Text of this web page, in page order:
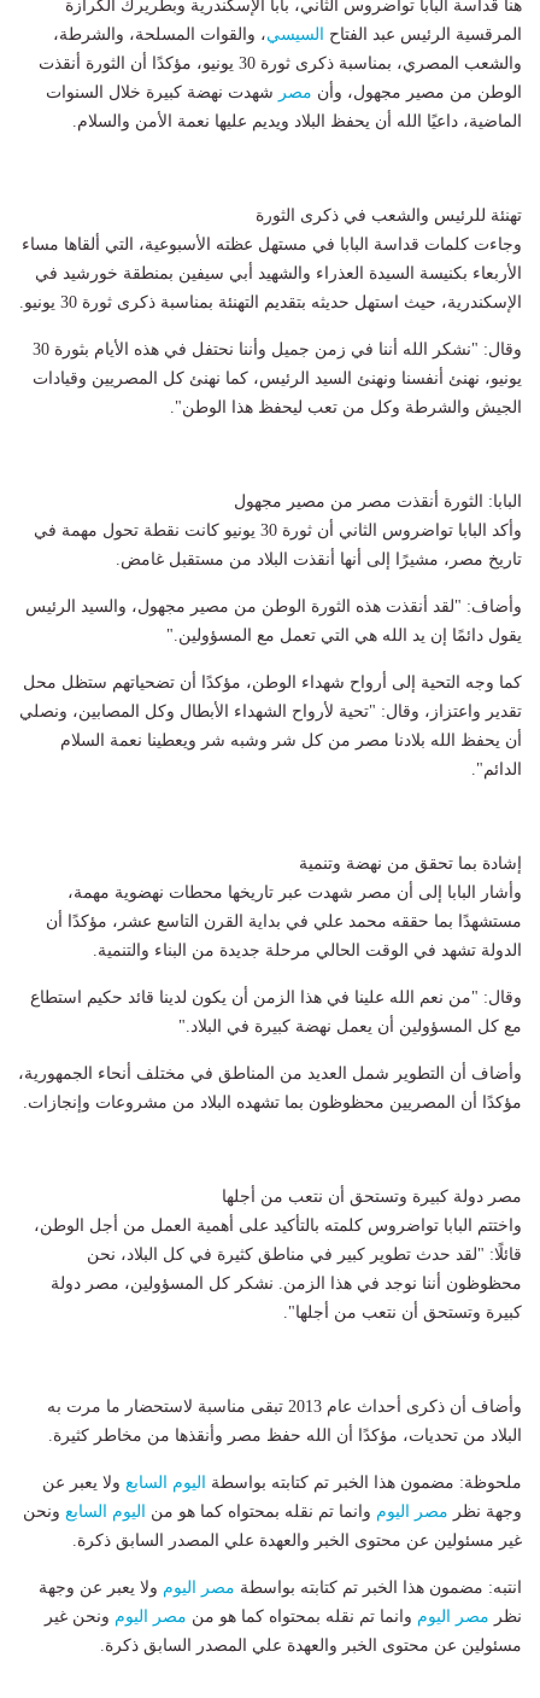
هنأ قداسة البابا تواضروس الثاني، بابا الإسكندرية وبطريرك الكرازة
المرقسية الرئيس عبد الفتاح
السيسي، والقوات المسلحة، والشرطة،
والشعب المصري، بمناسبة ذكرى ثورة 30 يونيو، مؤكدًا أن الثورة أنقذت
الوطن من مصير مجهول، وأن مصر شهدت نهضة كبيرة خلال السنوات
الماضية، داعيًا الله أن يحفظ البلاد ويديم عليها نعمة الأمن والسلام.
تهنئة للرئيس والشعب في ذكرى الثورة
وجاءت كلمات قداسة البابا في مستهل عظته الأسبوعية، التي ألقاها مساء
الأربعاء بكنيسة السيدة العذراء والشهيد أبي سيفين بمنطقة خورشيد في
الإسكندرية، حيث استهل حديثه بتقديم التهنئة بمناسبة ذكرى ثورة 30 يونيو.
وقال: "نشكر الله أننا في زمن جميل وأننا نحتفل في هذه الأيام بثورة 30
يونيو، نهنئ أنفسنا ونهنئ السيد الرئيس، كما نهنئ كل المصريين وقيادات
الجيش والشرطة وكل من تعب ليحفظ هذا الوطن".
البابا: الثورة أنقذت مصر من مصير مجهول
وأكد البابا تواضروس الثاني أن ثورة 30 يونيو كانت نقطة تحول مهمة في
تاريخ مصر، مشيرًا إلى أنها أنقذت البلاد من مستقبل غامض.
وأضاف: "لقد أنقذت هذه الثورة الوطن من مصير مجهول، والسيد الرئيس
يقول دائمًا إن يد الله هي التي تعمل مع المسؤولين."
كما وجه التحية إلى أرواح شهداء الوطن، مؤكدًا أن تضحياتهم ستظل محل
تقدير واعتزاز، وقال: "تحية لأرواح الشهداء الأبطال وكل المصابين، ونصلي
أن يحفظ الله بلادنا مصر من كل شر وشبه شر ويعطينا نعمة السلام
الدائم".
إشادة بما تحقق من نهضة وتنمية
وأشار البابا إلى أن مصر شهدت عبر تاريخها محطات نهضوية مهمة،
مستشهدًا بما حققه محمد علي في بداية القرن التاسع عشر، مؤكدًا أن
الدولة تشهد في الوقت الحالي مرحلة جديدة من البناء والتنمية.
وقال: "من نعم الله علينا في هذا الزمن أن يكون لدينا قائد حكيم استطاع
مع كل المسؤولين أن يعمل نهضة كبيرة في البلاد."
وأضاف أن التطوير شمل العديد من المناطق في مختلف أنحاء الجمهورية،
مؤكدًا أن المصريين محظوظون بما تشهده البلاد من مشروعات وإنجازات.
مصر دولة كبيرة وتستحق أن نتعب من أجلها
واختتم البابا تواضروس كلمته بالتأكيد على أهمية العمل من أجل الوطن،
قائلًا: "لقد حدث تطوير كبير في مناطق كثيرة في كل البلاد، نحن
محظوظون أننا نوجد في هذا الزمن. نشكر كل المسؤولين، مصر دولة
كبيرة وتستحق أن نتعب من أجلها".
وأضاف أن ذكرى أحداث عام 2013 تبقى مناسبة لاستحضار ما مرت به
البلاد من تحديات، مؤكدًا أن الله حفظ مصر وأنقذها من مخاطر كثيرة.
ملحوظة: مضمون هذا الخبر تم كتابته بواسطة اليوم السابع ولا يعبر عن
وجهة نظر مصر اليوم وانما تم نقله بمحتواه كما هو من اليوم السابع ونحن
غير مسئولين عن محتوى الخبر والعهدة علي المصدر السابق ذكرة.
انتبه: مضمون هذا الخبر تم كتابته بواسطة مصر اليوم ولا يعبر عن وجهة
نظر مصر اليوم وانما تم نقله بمحتواه كما هو من مصر اليوم ونحن غير
مسئولين عن محتوى الخبر والعهدة علي المصدر السابق ذكرة.